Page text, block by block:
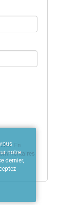
En
notre
dernier,